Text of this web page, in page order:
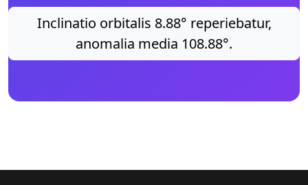
Inclinatio orbitalis 8.88° reperiebatur,
anomalia media 108.88°.